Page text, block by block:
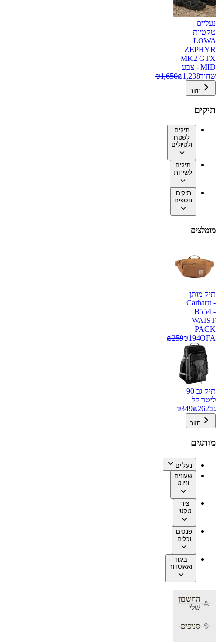
נעליים
טקטיות
LOWA
ZEPHYR
MK2 GTX
MID - צבע
שחור
₪1,238
₪1,650
חזור
תיקים
תיקים
לשטח
ולטיולים
תיקים
לשירות
תיקים
נוספים
מומלצים
תיק מותן
Carhartt -
B554 -
WAIST
PACK
OFA
₪194
₪259
תיק גב 90
ליטר קל
גב
₪262
₪349
חזור
מותגים
נעליים
שעונים
וניווט
ציוד
טקטי
פנסים
וכלים
ביגוד
ואאוטדור
החשבון
שלי
סניפים